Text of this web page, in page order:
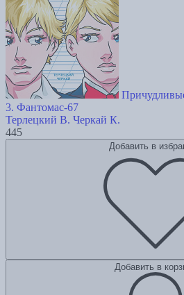
3. Фантомас-67
Терлецкий В. Черкай К.
445
Добавить в
Добавить в